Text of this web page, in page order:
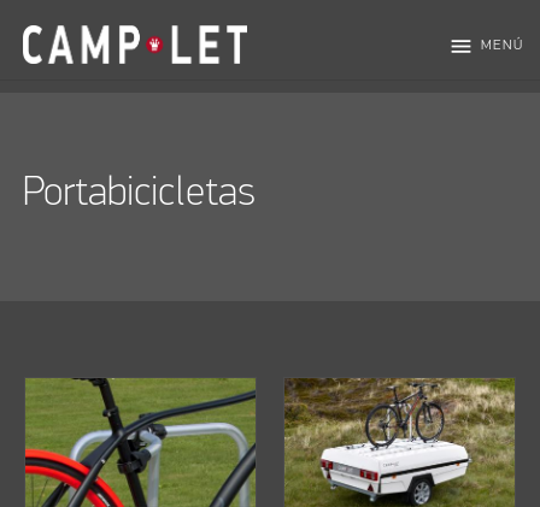
menu MENÚ
Portabicicletas